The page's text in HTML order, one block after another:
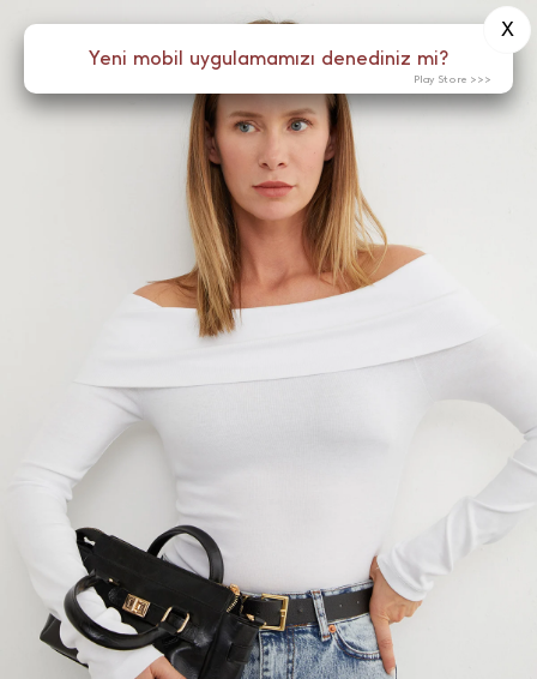
Menü
Yeni mobil uygulamamızı denediniz mi?
X
Play Store >>>